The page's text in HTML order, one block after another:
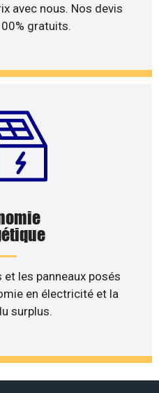
avec nous. Nos devis
gratuits.
les panneaux posés
en électricité et la
surplus.